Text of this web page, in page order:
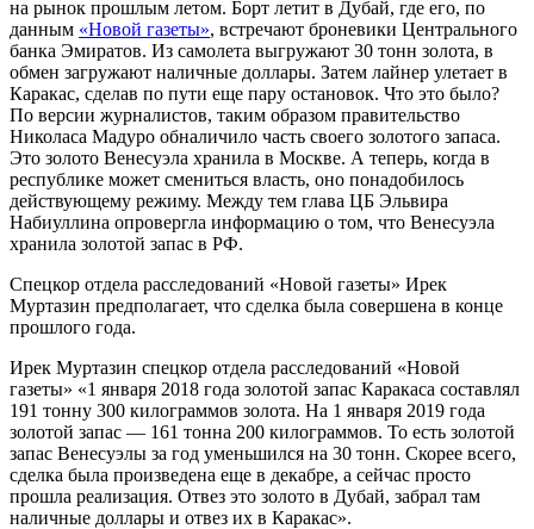
на рынок прошлым летом. Борт летит в Дубай, где его, по
данным «Новой газеты», встречают броневики Центрального
банка Эмиратов. Из самолета выгружают 30 тонн золота, в
обмен загружают наличные доллары. Затем лайнер улетает в
Каракас, сделав по пути еще пару остановок. Что это было?
По версии журналистов, таким образом правительство
Николаса Мадуро обналичило часть своего золотого запаса.
Это золото Венесуэла хранила в Москве. А теперь, когда в
республике может смениться власть, оно понадобилось
действующему режиму. Между тем глава ЦБ Эльвира
Набиуллина опровергла информацию о том, что Венесуэла
хранила золотой запас в РФ.
Спецкор отдела расследований «Новой газеты» Ирек
Муртазин предполагает, что сделка была совершена в конце
прошлого года.
Ирек Муртазин спецкор отдела расследований «Новой
газеты» «1 января 2018 года золотой запас Каракаса составлял
191 тонну 300 килограммов золота. На 1 января 2019 года
золотой запас — 161 тонна 200 килограммов. То есть золотой
запас Венесуэлы за год уменьшился на 30 тонн. Скорее всего,
сделка была произведена еще в декабре, а сейчас просто
прошла реализация. Отвез это золото в Дубай, забрал там
наличные доллары и отвез их в Каракас».